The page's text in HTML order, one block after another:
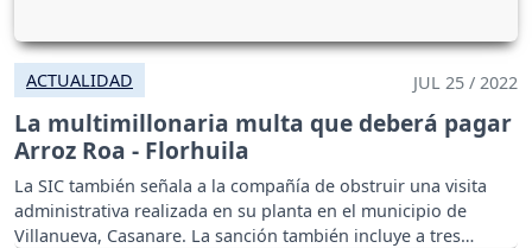
ACTUALIDAD JUL 25 / 2022
La multimillonaria multa que deberá pagar
Arroz Roa - Florhuila
La SIC también señala a la compañía de obstruir una visita
administrativa realizada en su planta en el municipio de
Villanueva, Casanare. La sanción también incluye a tres